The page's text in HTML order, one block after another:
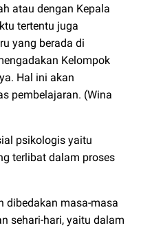
atau dengan Kepala
tertentu juga
yang berada di
Kelompok
Hal ini akan
pembelajaran. (Wina
psikologis yaitu
terlibat dalam proses
dibedakan masa-masa
sehari-hari, yaitu dalam